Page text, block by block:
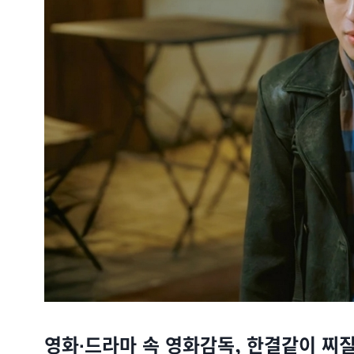
영화∙드라마 속 영화감독, 한결같이 찌